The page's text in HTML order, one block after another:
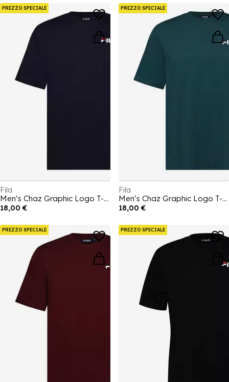
PREZZO SPECIALE
Fila
Men's Chaz Graphic Logo T-Shirt
18,00 €
PREZZO SPECIALE
Fila
Men's Chaz Graphic Logo T-Shirt
18,00 €
PREZZO SPECIALE PREZZO SPECIALE